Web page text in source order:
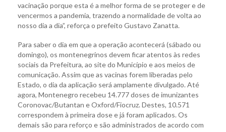
vacinação porque esta é a melhor forma de se proteger e de
vencermos a pandemia, trazendo a normalidade de volta ao
nosso dia a dia”, reforça o prefeito Gustavo Zanatta.
Para saber o dia em que a operação acontecerá (sábado ou
domingo), os montenegrinos devem ficar atentos às redes
sociais da Prefeitura, ao site do Município e aos meios de
comunicação. Assim que as vacinas forem liberadas pelo
Estado, o dia da aplicação será amplamente divulgado. Até
agora, Montenegro recebeu 14.777 doses de imunizantes
Coronovac/Butantan e Oxford/Fiocruz. Destes, 10.571
correspondem à primeira dose e já foram aplicados. Os
demais são para reforço e são administrados de acordo com